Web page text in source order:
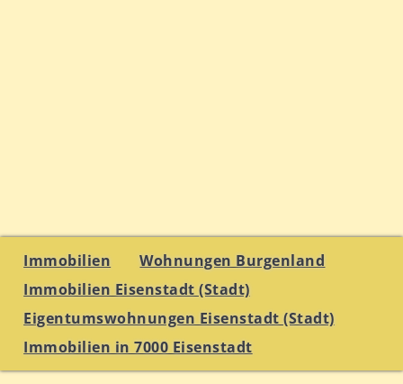
Immobilien
Wohnungen Burgenland
Immobilien Eisenstadt (Stadt)
Eigentumswohnungen Eisenstadt (Stadt)
Immobilien in 7000 Eisenstadt